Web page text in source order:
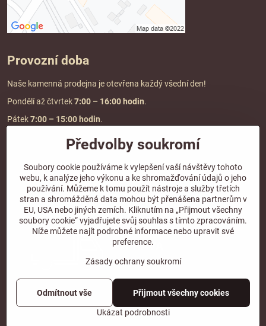
Provozní doba
Naše kamenná prodejna je otevřena každý všední den!
Pondělí až čtvrtek7:00 – 16:00 hodin.
Pátek7:00 – 15:00 hodin.
Doprava a platba
DOPRAVA ZDARMA
při objednávce nad2000 Kč vč. DPH.
*Nevztahuje se na paletovou přepravu.
©2026CopyrightPředvolby soukromíZásady ochrany soukromí
Vytvořeno systémem:ByznysWeb.cz
Předvolby soukromí
Soubory cookie používáme k vylepšení vaší návštěvy tohoto
webu, k analýze jeho výkonu a ke shromažďování údajů o jeho
používání. Můžeme k tomu použít nástroje a služby třetích
stran a shromážděná data mohou být přenášena partnerům v
EU, USA nebo jiných zemích. Kliknutím na „Přijmout všechny
soubory cookie“ vyjadřujete svůj souhlas s tímto zpracováním.
Níže můžete najít podrobné informace nebo upravit své
preference.
Zásady ochrany soukromí
Ukázat podrobnosti
Přijmout všechny cookies
Odmítnout vše